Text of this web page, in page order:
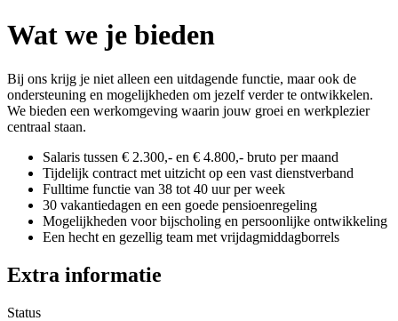
Wat we je bieden
Bij ons krijg je niet alleen een uitdagende functie, maar ook de
ondersteuning en mogelijkheden om jezelf verder te ontwikkelen.
We bieden een werkomgeving waarin jouw groei en werkplezier
centraal staan.
Salaris tussen € 2.300,- en € 4.800,- bruto per maand
Tijdelijk contract met uitzicht op een vast dienstverband
Fulltime functie van 38 tot 40 uur per week
30 vakantiedagen en een goede pensioenregeling
Mogelijkheden voor bijscholing en persoonlijke ontwikkeling
Een hecht en gezellig team met vrijdagmiddagborrels
Extra informatie
Status